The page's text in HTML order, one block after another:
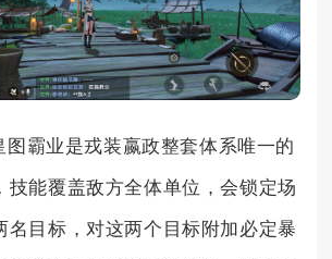
图霸业是戎装嬴政整套体系唯一的
技能覆盖敌方全体单位，会锁定场
名目标，对这两个目标附加必定暴